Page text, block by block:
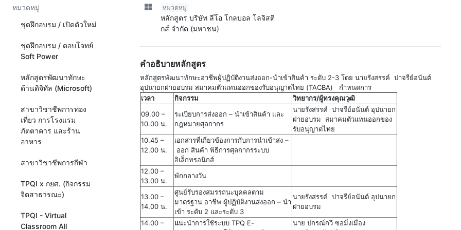
หมวดหมู่
ชุดฝึกอบรม / เปิดตัวใหม่
ชุดฝึกอบรม / ตอบโจทย์
Soft Power
หลักสูตรพัฒนาทักษะ
ด้านดิจิทัล (Microsoft)
สาขาวิชาชีพการท่อง
เที่ยว การโรงแรม
ภัตตาคาร และร้าน
อาหาร
สาขาวิชาชีพการกีฬา
TPQI x กยศ. (กิจกรรม
จิตสาธารณะ)
TPQI - Virtual
Classroom All
หมวดหมู่
หลักสูตร บริษัท ลีโอ โกลบอล โลจิสติ
กส์ จำกัด (มหาชน)
คำอธิบายหลักสูตร
หลักสูตรพัฒนาทักษะอาชีพผู้ปฏิบัติงานส่งออก-นำเข้าสินค้า ระดับ 2-3 โดย นายรังสรรค์ ปาจรีย์อนันต์
อุปนายกฝ่ายอบรม สมาคมตัวแทนออกของรับอนุญาตไทย (TACBA) กำหนดการ
เวลา
กิจกรรม
วิทยากร/ผู้ทรงคุณวุฒิ
09.00 –
10.00 น.
ระเบียบการส่งออก – นำเข้าสินค้า และ
กฎหมายศุลกากร
นายรังสรรค์ ปาจรีย์อนันต์ อุปนายก
ฝ่ายอบรม สมาคมตัวแทนออกของ
รับอนุญาตไทย
10.45 –
12.00 น.
เอกสารที่เกี่ยวข้องการกับการนำเข้าส่ง –
ออก สินค้า พิธีการศุลกากรระบบ
อิเล็กทรอนิกส์
12.00 –
13.00 น.
พักกลางวัน
13.00 –
14.00 น.
ศูนย์รับรองสมรรถนะบุคคลตาม
มาตรฐาน อาชีพ ผู้ปฏิบัติงานส่งออก – นำ
เข้า ระดับ 2 และระดับ 3
นายรังสรรค์ ปาจรีย์อนันต์ อุปนายก
ฝ่ายอบรม
14.00 –
แนะนำการใช้ระบบ TPQ E-
นาย ปกรณ์กวี ซอมิ่งเมือง